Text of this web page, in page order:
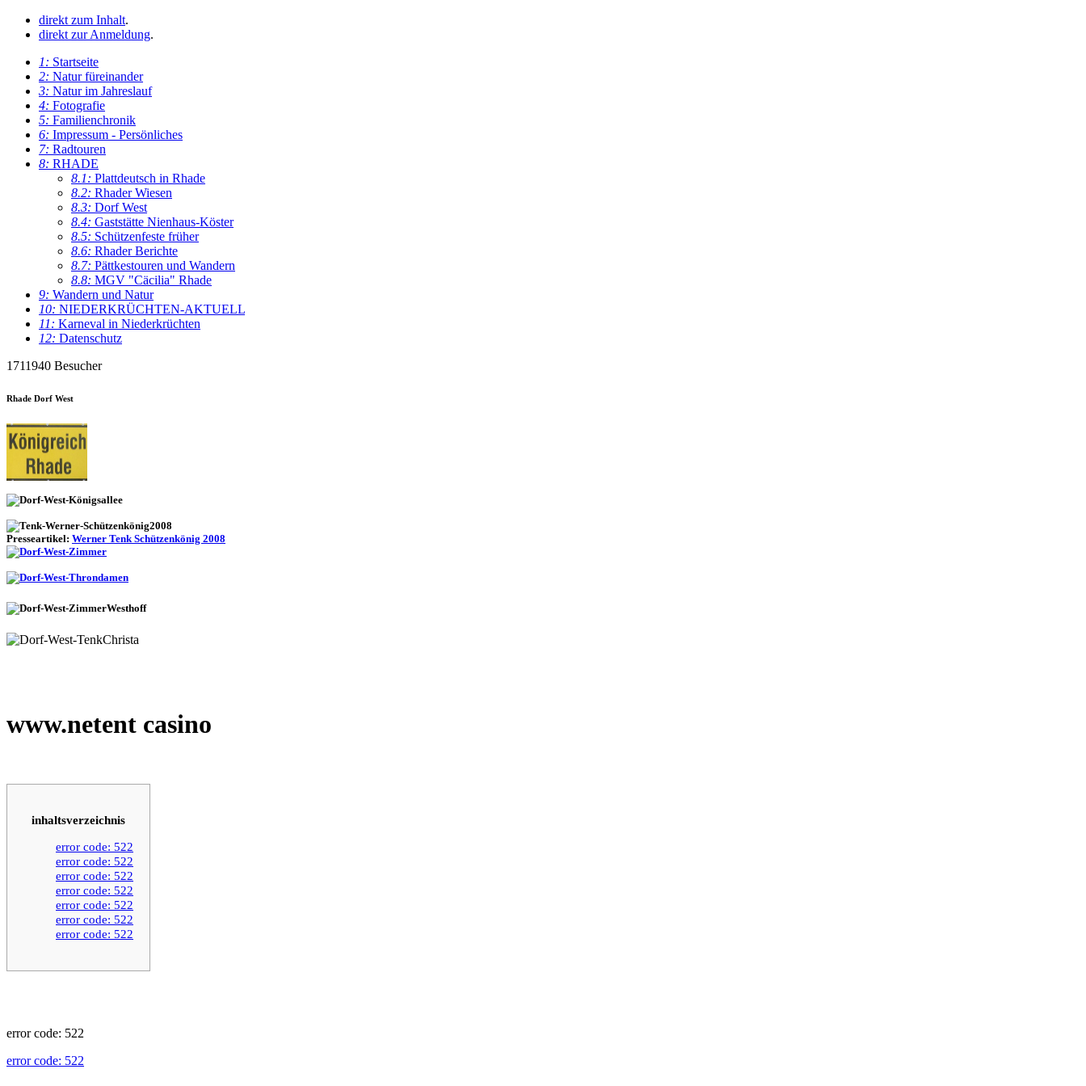
direkt zum Inhalt.
direkt zur Anmeldung.
1: Startseite
2: Natur füreinander
3: Natur im Jahreslauf
4: Fotografie
5: Familienchronik
6: Impressum - Persönliches
7: Radtouren
8: RHADE
8.1: Plattdeutsch in Rhade
8.2: Rhader Wiesen
8.3: Dorf West
8.4: Gaststätte Nienhaus-Köster
8.5: Schützenfeste früher
8.6: Rhader Berichte
8.7: Pättkestouren und Wandern
8.8: MGV "Cäcilia" Rhade
9: Wandern und Natur
10: NIEDERKRÜCHTEN-AKTUELL
11: Karneval in Niederkrüchten
12: Datenschutz
1711940 Besucher
Rhade Dorf West
Presseartikel: Werner Tenk Schützenkönig 2008
www.netent casino
inhaltsverzeichnis
error code: 522
error code: 522
error code: 522
error code: 522
error code: 522
error code: 522
error code: 522
error code: 522
error code: 522